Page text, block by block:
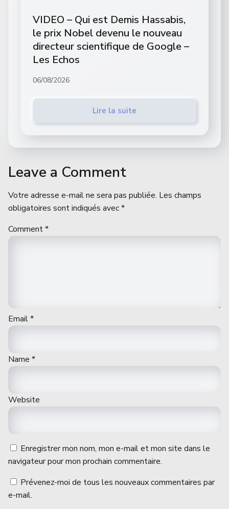
VIDEO – Qui est Demis Hassabis,
le prix Nobel devenu le nouveau
directeur scientifique de Google –
Les Echos
06/08/2026
Lire la suite
Leave a Comment
Votre adresse e-mail ne sera pas publiée. Les champs
obligatoires sont indiqués avec*
Comment*
Email*
Name *
Website
Enregistrer mon nom, mon e-mail et mon site dans le
navigateur pour mon prochain commentaire.
Prévenez-moi de tous les nouveaux commentaires par
e-mail.